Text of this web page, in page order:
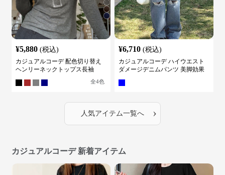
¥5,880 (税込)
カジュアルコーデ 配色切り替え
ヘンリーネックトップス長袖
全4色
¥6,710 (税込)
カジュアルコーデ ハイウエスト
ダメージデニムパンツ 美脚効果
人気アイテム一覧へ ›
カジュアルコーデ 新着アイテム